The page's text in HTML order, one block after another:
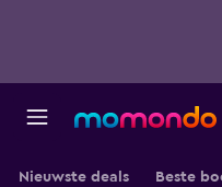
Nieuwste deals Beste